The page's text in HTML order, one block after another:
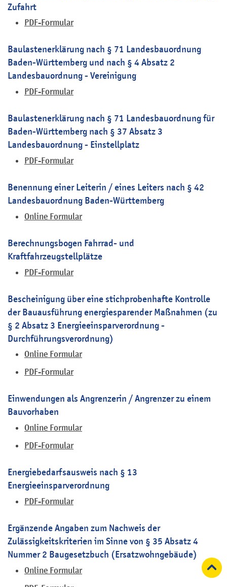
Zufahrt
PDF-Formular
Baulastenerklärung nach § 71 Landesbauordnung
Baden-Württemberg und nach § 4 Absatz 2
Landesbauordnung - Vereinigung
PDF-Formular
Baulastenerklärung nach § 71 Landesbauordnung für
Baden-Württemberg nach § 37 Absatz 3
Landesbauordnung - Einstellplatz
PDF-Formular
Benennung einer Leiterin / eines Leiters nach § 42
Landesbauordnung Baden-Württemberg
Online Formular
Berechnungsbogen Fahrrad- und
Kraftfahrzeugstellplätze
PDF-Formular
Bescheinigung über eine stichprobenhafte Kontrolle
der Bauausführung energiesparender Maßnahmen (zu
§ 2 Absatz 3 Energieeinsparverordnung -
Durchführungsverordnung)
Online Formular
PDF-Formular
Einwendungen als Angrenzerin / Angrenzer zu einem
Bauvorhaben
Online Formular
PDF-Formular
Energiebedarfsausweis nach § 13
Energieeinsparverordnung
PDF-Formular
Ergänzende Angaben zum Nachweis der
Zulässigkeitskriterien im Sinne von § 35 Absatz 4
Nummer 2 Baugesetzbuch (Ersatzwohngebäude)
Online Formular